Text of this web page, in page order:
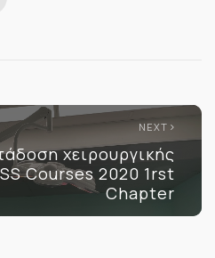
NEXT
χειρουργικής
Courses 2020 1rst
Chapter